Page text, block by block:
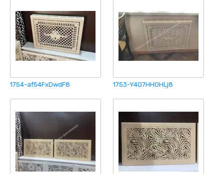
1754-af54FxDwdF8 1753-Y4O7HHOHLj8